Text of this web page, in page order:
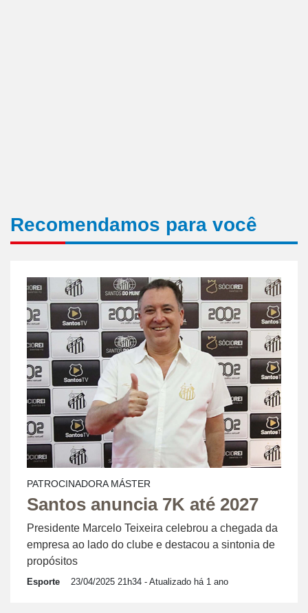
Recomendamos para você
PATROCINADORA MÁSTER
Santos anuncia 7K até 2027
Presidente Marcelo Teixeira celebrou a chegada da
empresa ao lado do clube e destacou a sintonia de
propósitos
Esporte 23/04/2025 21h34 - Atualizado há 1 ano